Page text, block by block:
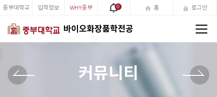
바이오화장품학전공
중부대학교 입학정보 WHY중부 0 홈 로그인
커뮤니티